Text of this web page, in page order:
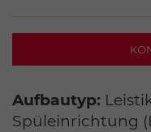
Aufbautyp:
Spüleinrichtung